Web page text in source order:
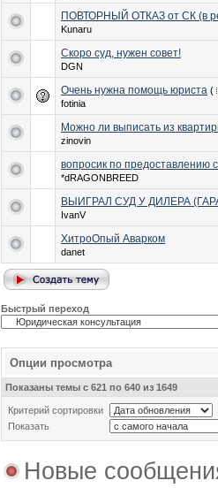
ПОВТОРНЫЙ ОТКАЗ от СК (в
Kunaru
Скоро суд, нужен совет!
DGN
Очень нужна помощь юриста (
fotinia
Можно ли выписать из
zinovin
вопросик по предоставлению
*dRAGONBREED
ВЫИГРАЛ СУД У ДИЛЕРА
IvanV
ХитроОпый Аварком
danet
Быстрый переход
Опции просмотра
Показаны темы с 621 по 640 из 1649
Критерий сортировки
Показать
Новые